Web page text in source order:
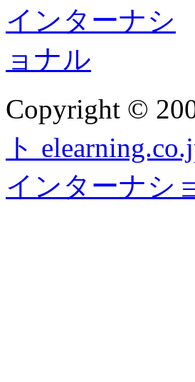
Copyright ©
ト
インターナシ